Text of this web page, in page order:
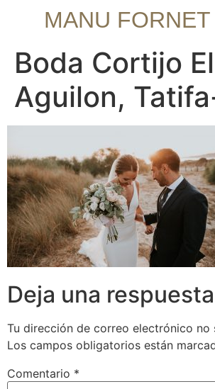
MANU FORNET
Boda Cortijo El
Aguilon,
Deja una respuesta
Tu dirección de correo electrónico no
Los campos obligatorios están
Comentario *